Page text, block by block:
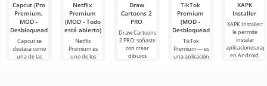
Capcut (Pro
Premium,
MOD -
Desbloqueado)
Capcut se
destaca como
una de las
Netflix
Premium
(MOD - Todo
está abierto)
Netflix
Premium es
uno de los
Draw
Cartoons 2
PRO
Draw Cartoons
2 PRO: soñaste
con crear
dibujos
TikTok
Premium
(MOD -
Desbloqueado)
TikTok
Premium — es
una aplicación
XAPK
Installer
XAPK Installer:
le permite
instalar
en Android.